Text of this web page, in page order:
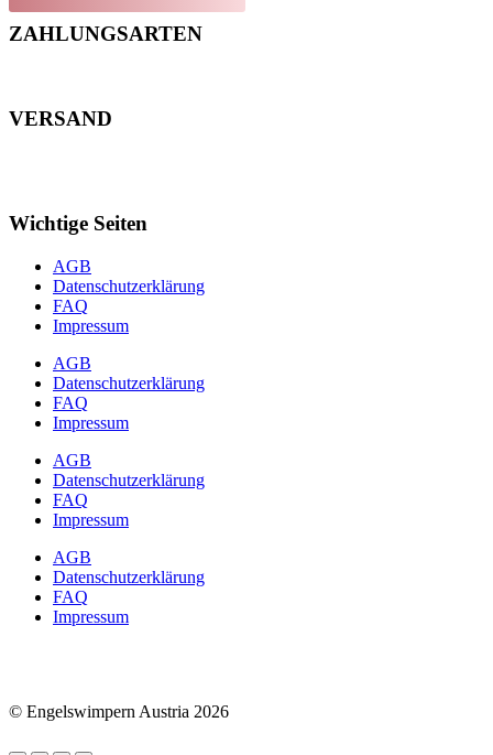
ZAHLUNGSARTEN
VERSAND
Wichtige Seiten
AGB
Datenschutzerklärung
FAQ
Impressum
AGB
Datenschutzerklärung
FAQ
Impressum
AGB
Datenschutzerklärung
FAQ
Impressum
AGB
Datenschutzerklärung
FAQ
Impressum
© Engelswimpern Austria 2026